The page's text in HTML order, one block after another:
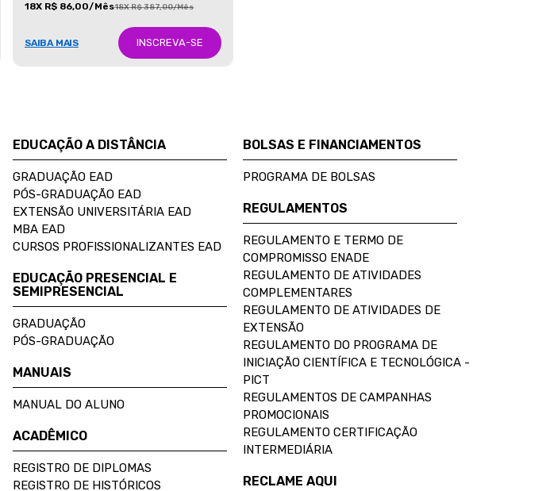
18X R$ 86,00/Mês18X R$ 387,00/Mês
SAIBA MAIS INSCREVA-SE
EDUCAÇÃO A DISTÂNCIA
GRADUAÇÃO EAD
PÓS-GRADUAÇÃO EAD
EXTENSÃO UNIVERSITÁRIA EAD
MBA EAD
CURSOS PROFISSIONALIZANTES EAD
EDUCAÇÃO PRESENCIAL E
SEMIPRESENCIAL
GRADUAÇÃO
PÓS-GRADUAÇÃO
MANUAIS
MANUAL DO ALUNO
ACADÊMICO
REGISTRO DE DIPLOMAS
REGISTRO DE HISTÓRICOS
BOLSAS E FINANCIAMENTOS
PROGRAMA DE BOLSAS
REGULAMENTOS
REGULAMENTO E TERMO DE
COMPROMISSO ENADE
REGULAMENTO DE ATIVIDADES
COMPLEMENTARES
REGULAMENTO DE ATIVIDADES DE
EXTENSÃO
REGULAMENTO DO PROGRAMA DE
INICIAÇÃO CIENTÍFICA E TECNOLÓGICA -
PICT
REGULAMENTOS DE CAMPANHAS
PROMOCIONAIS
REGULAMENTO CERTIFICAÇÃO
INTERMEDIÁRIA
RECLAME AQUI